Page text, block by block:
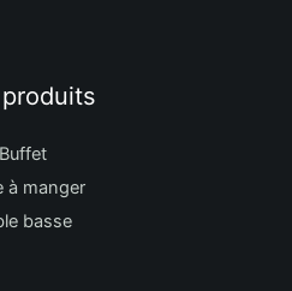
Buffet
à manger
basse